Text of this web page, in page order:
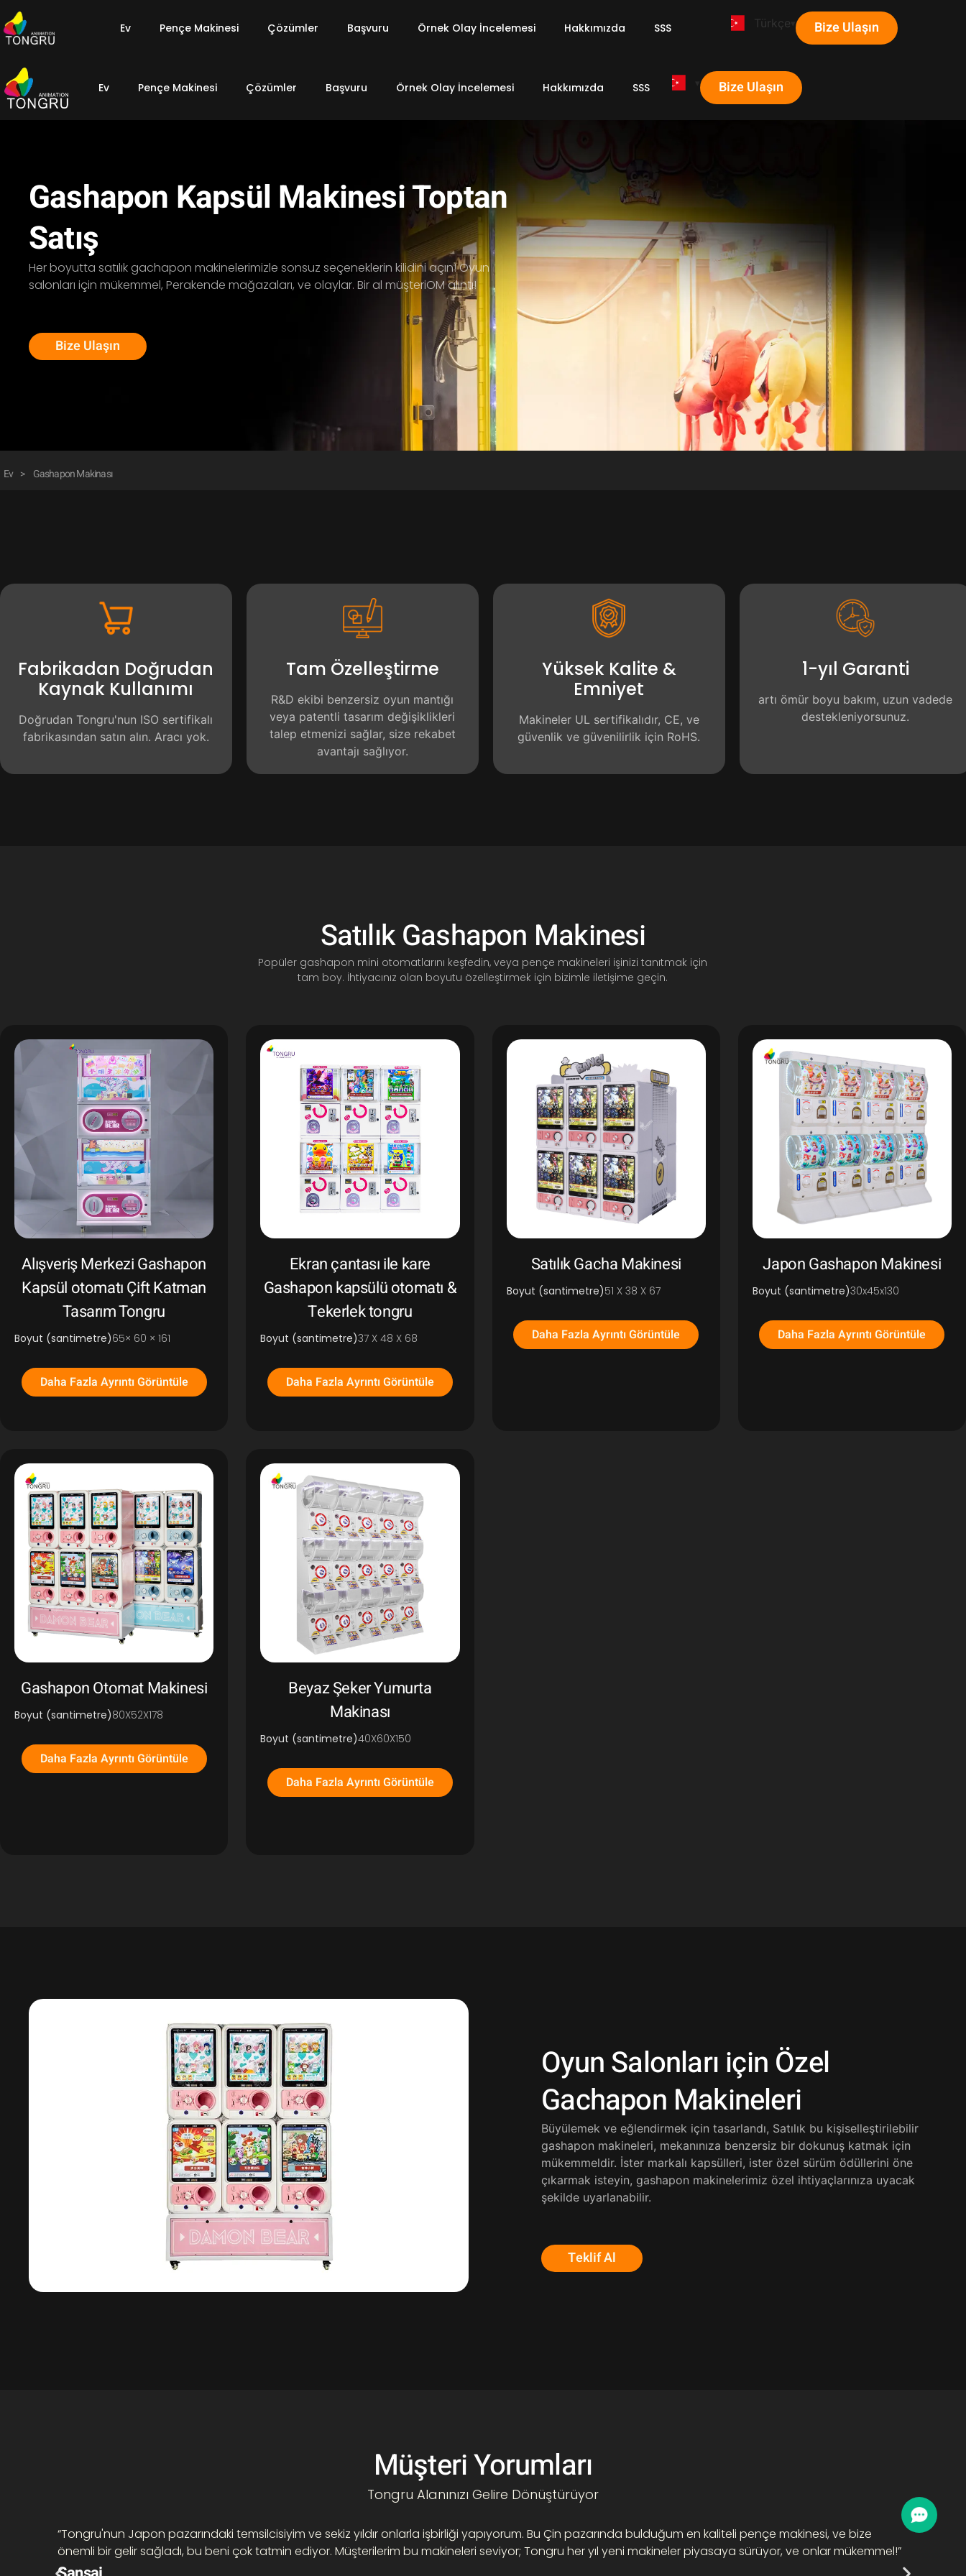
Ev Pençe Makinesi Çözümler Başvuru Örnek Olay İncelemesi Hakkımızda SSS Türkçe Bize Ulaşın
Ev Pençe Makinesi Çözümler Başvuru Örnek Olay İncelemesi Hakkımızda SSS Bize Ulaşın
Gashapon Kapsül Makinesi Toptan
Satış
Her boyutta satılık gachapon makinelerimizle sonsuz seçeneklerin kilidini açın! Oyun
salonları için mükemmel, Perakende mağazaları, ve olaylar. Bir al müşteriOMalıntı!
Bize Ulaşın
Ev > Gashapon Makinası
Fabrikadan Doğrudan
Kaynak Kullanımı
Doğrudan Tongru'nun ISO sertifikalı
fabrikasından satın alın. Aracı yok.
Tam Özelleştirme
R&D ekibi benzersiz oyun mantığı
veya patentli tasarım değişiklikleri
talep etmenizi sağlar, size rekabet
avantajı sağlıyor.
Yüksek Kalite &
Emniyet
Makineler UL sertifikalıdır, CE, ve
güvenlik ve güvenilirlik için RoHS.
1-yıl Garanti
artı ömür boyu bakım, uzun vadede
destekleniyorsunuz.
Satılık Gashapon Makinesi
Popüler gashapon mini otomatlarını keşfedin, veya pençe makineleri işinizi tanıtmak için
tam boy. İhtiyacınız olan boyutu özelleştirmek için bizimle iletişime geçin.
Alışveriş Merkezi Gashapon
Kapsül otomatı Çift Katman
Tasarım Tongru
Boyut (santimetre)65× 60 × 161
Daha Fazla Ayrıntı Görüntüle
Ekran çantası ile kare
Gashapon kapsülü otomatı &
Tekerlek tongru
Boyut (santimetre)37 X 48 X 68
Daha Fazla Ayrıntı Görüntüle
Satılık Gacha Makinesi
Boyut (santimetre)51 X 38 X 67
Daha Fazla Ayrıntı Görüntüle
Japon Gashapon Makinesi
Boyut (santimetre)30x45x130
Daha Fazla Ayrıntı Görüntüle
Gashapon Otomat Makinesi
Boyut (santimetre)80X52X178
Daha Fazla Ayrıntı Görüntüle
Beyaz Şeker Yumurta
Makinası
Boyut (santimetre)40X60X150
Daha Fazla Ayrıntı Görüntüle
Oyun Salonları için Özel
Gachapon Makineleri
Büyülemek ve eğlendirmek için tasarlandı, Satılık bu kişiselleştirilebilir
gashapon makineleri, mekanınıza benzersiz bir dokunuş katmak için
mükemmeldir. İster markalı kapsülleri, ister özel sürüm ödüllerini öne
çıkarmak isteyin, gashapon makinelerimiz özel ihtiyaçlarınıza uyacak
şekilde uyarlanabilir.
Teklif Al
Müşteri Yorumları
Tongru Alanınızı Gelire Dönüştürüyor
“Tongru'nun Japon pazarındaki temsilcisiyim ve sekiz yıldır onlarla işbirliği yapıyorum. Bu Çin pazarında bulduğum en kaliteli pençe makinesi, ve bize
önemli bir gelir sağladı, bu beni çok tatmin ediyor. Müşterilerim bu makineleri seviyor; Tongru her yıl yeni makineler piyasaya sürüyor, ve onlar mükemmel!”